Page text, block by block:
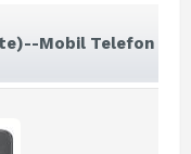
Mobil Telefon